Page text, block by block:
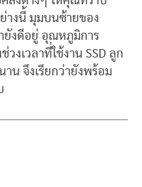
างนี้ มุมบนซ้ายของ
ยังดีอยู่ อุณหภูมิการ
งเวลาที่ใช้งาน SSD ลูก
าน จึงเรียกว่ายังพร้อม